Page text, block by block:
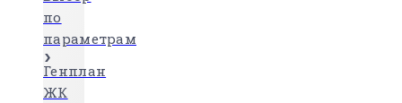
по
параметрам
Генплан
ЖК